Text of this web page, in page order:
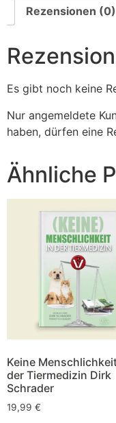
Rezensionen (0)
Es gibt noch keine
Nur angemeldete
haben, dürfen eine
Ähnliche
Keine
der Tiermedizin Dirk
Schrader
19,99 €